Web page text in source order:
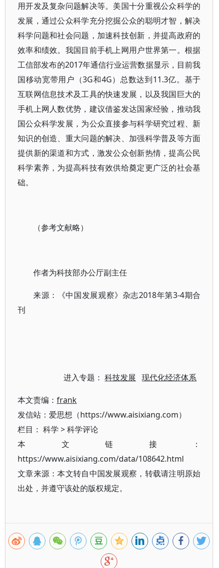
用开发及复杂问题解决等。美国十分重视公众科学的
发展，通过公众科学充分挖掘公众的聪明才智，解决
科学问题和社会问题，加速科技创新，并提高政府的
效率和绩效。我国目前手机上网用户世界第一。根据
工信部发布的2017年通信行业运营数据显示，目前我
国移动宽带用户（3G和4G）总数达到11.3亿。基于
互联网信息技术及工具的快速发展，以及我国巨大的
手机上网人数优势，建议借鉴发达国家经验，推动我
国公众科学发展，为公众直接参与科学研究过程、新
知识的创造、重大问题的解决、加强科学普及等方面
提供新的渠道和方式，激发公众创新热情，提高公民
科学素养，为提高科技有效供给奠定更广泛的社会基
础。
（参考文献略）
作者为科技部办公厅副主任
来源：《中国发展观察》杂志2018年第3-4期合
刊
进入专题：科技发展 现代化经济体系
本文责编： frank
发信站：爱思想（https://www.aisixiang.com）
栏目： 科学 >科学评论
本文链接：
https://www.aisixiang.com/data/108642.html
文章来源：本文转自中国发展观察，转载请注明原始
出处，并遵守该处的版权规定。